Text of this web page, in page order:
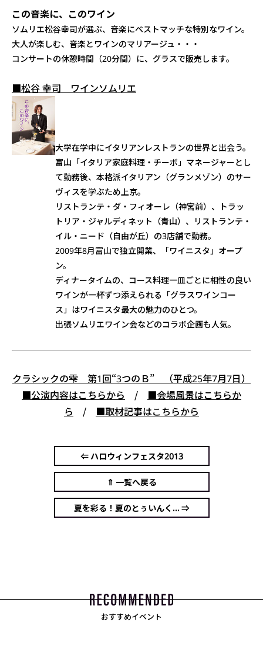
この音楽に、このワイン
ソムリエ松谷幸司が選ぶ、音楽にベストマッチな特別なワイン。
大人が楽しむ、音楽とワインのマリアージュ・・・
コンサートの休憩時間（20分間）に、グラスで販売します。
■松谷 幸司 ワインソムリエ
大学在学中にイタリアンレストランの世界と出会う。
富山「イタリア家庭料理・チーボ」マネージャーとし
て勤務後、本格派イタリアン（グランメゾン）のサー
ヴィスを学ぶため上京。
リストランテ・ダ・フィオーレ（神宮前）、トラッ
トリア・ジャルディネット（青山）、リストランテ・
イル・ニード（自由が丘）の3店舗で勤務。
2009年8月富山で独立開業、「ワイニスタ」オープ
ン。
ディナータイムの、コース料理一皿ごとに相性の良い
ワインが一杯ずつ添えられる「グラスワインコー
ス」はワイニスタ最大の魅力のひとつ。
出張ソムリエワイン会などのコラボ企画も人気。
クラシックの雫 第1回“3つのＢ” （平成25年7月7日）
■公演内容はこちらから / ■会場風景はこちらか
ら / ■取材記事はこちらから
⇐ ハロウィンフェスタ2013
⇑ 一覧へ戻る
夏を彩る！夏のとぅいんく... ⇒
おすすめイベント